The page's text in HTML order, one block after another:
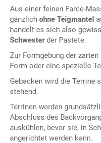
Aus einer feinen Farce-
gänzlich ohne Teigmantel
handelt es sich also
Schwesterder Pastete.
Zur Formgebung der
Form oder eine spezielle
Gebacken wird die Terrine
stehend.
Terrinen werden
Abschluss des
auskühlen, bevor sie, in
angerichtet werden kann.